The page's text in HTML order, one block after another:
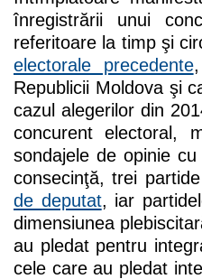
înregistrării unui
referitoare la timp şi
electorale precedente
Republicii Moldova şi
cazul alegerilor din
concurent electoral,
sondajele de opinie
consecinţă, trei
de deputat, iar
dimensiunea
au pledat pentru
cele care au pledat